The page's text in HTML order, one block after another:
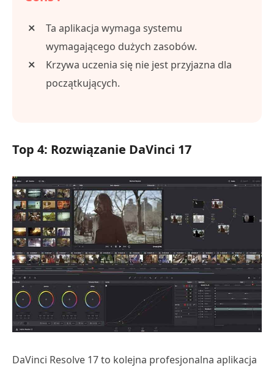
Ta aplikacja wymaga systemu
wymagającego dużych zasobów.
Krzywa uczenia się nie jest przyjazna dla
początkujących.
Top 4: Rozwiązanie DaVinci 17
DaVinci Resolve 17 to kolejna profesjonalna aplikacja